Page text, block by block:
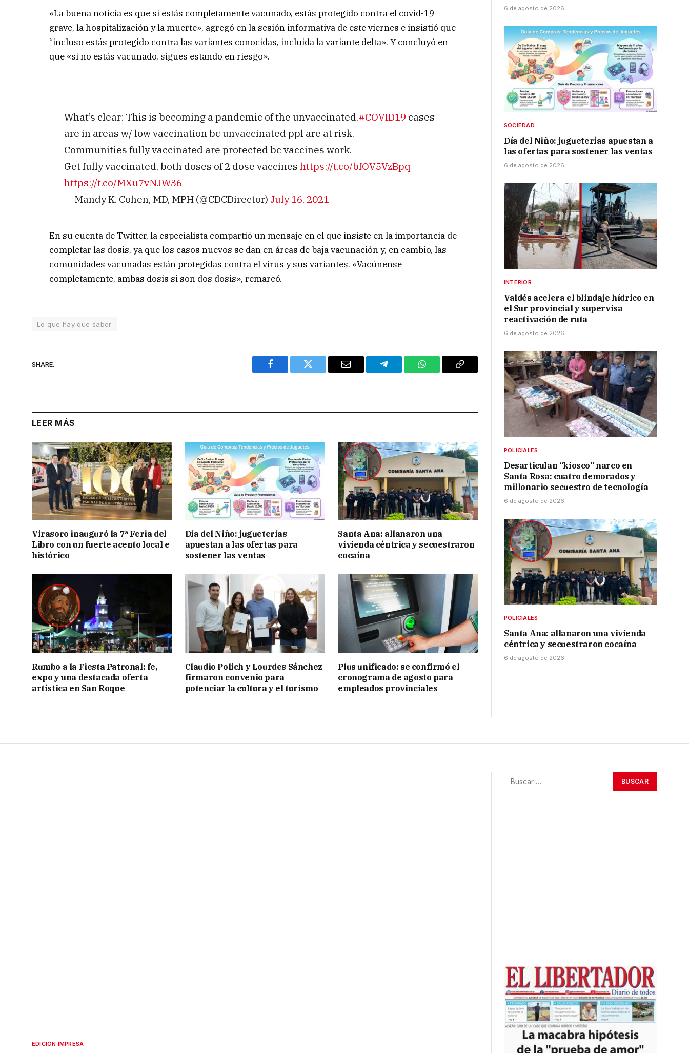
«La buena noticia es que si estás completamente vacunado, estás protegido contra el covid-19
grave, la hospitalización y la muerte», agregó en la sesión informativa de este viernes e insistió que
“incluso estás protegido contra las variantes conocidas, incluida la variante delta». Y concluyó en
que «si no estás vacunado, sigues estando en riesgo».
What’s clear: This is becoming a pandemic of the unvaccinated.#COVID19 cases
are in areas w/ low vaccination bc unvaccinated ppl are at risk.
Communities fully vaccinated are protected bc vaccines work.
Get fully vaccinated, both doses of 2 dose vaccines https://t.co/bfOV5VzBpq
https://t.co/MXu7vNJW36
— Mandy K. Cohen, MD, MPH (@CDCDirector) July 16, 2021
En su cuenta de Twitter, la especialista compartió un mensaje en el que insiste en la importancia de
completar las dosis, ya que los casos nuevos se dan en áreas de baja vacunación y, en cambio, las
comunidades vacunadas están protegidas contra el virus y sus variantes. «Vacúnense
completamente, ambas dosis si son dos dosis», remarcó.
Lo que hay que saber
SHARE.
Facebook Twitter Email Telegram WhatsAppCopy
LEER MÁS
Virasoro inauguró la 7ª Feria del
Libro con un fuerte acento local e
histórico
Día del Niño: jugueterías
apuestan a las ofertas para
sostener las ventas
Santa Ana: allanaron una
vivienda céntrica y secuestraron
cocaína
Rumbo a la Fiesta Patronal: fe,
expo y una destacada oferta
artística en San Roque
Claudio Polich y Lourdes Sánchez
firmaron convenio para
potenciar la cultura y el turismo
Plus unificado: se confirmó el
cronograma de agosto para
empleados provinciales
6 de agosto de 2026
SOCIEDAD
Día del Niño: jugueterías apuestan a
las ofertas para sostener las ventas
6 de agosto de 2026
INTERIOR
Valdés acelera el blindaje hídrico en
el Sur provincial y supervisa
reactivación de ruta
6 de agosto de 2026
POLICIALES
Desarticulan “kiosco” narco en
Santa Rosa: cuatro demorados y
millonario secuestro de tecnología
6 de agosto de 2026
POLICIALES
Santa Ana: allanaron una vivienda
céntrica y secuestraron cocaína
6 de agosto de 2026
EDICIÓN IMPRESA